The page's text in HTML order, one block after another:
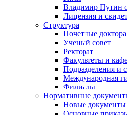
Владимир Путин
Лицензия и
Структура
Почетные
Ученый совет
Ректорат
Факультеты и
Подразделения и
Международная
Филиалы
Нормативные
Новые документы
Основные